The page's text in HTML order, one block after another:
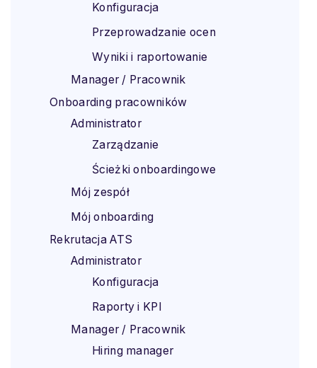
Konfiguracja
Przeprowadzanie ocen
Wyniki i raportowanie
Manager / Pracownik
Onboarding pracowników
Administrator
Zarządzanie
Ścieżki onboardingowe
Mój zespół
Mój onboarding
Rekrutacja ATS
Administrator
Konfiguracja
Raporty i KPI
Manager / Pracownik
Hiring manager